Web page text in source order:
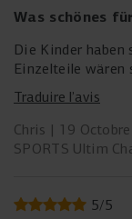
Was schönes
Die Kinder
Einzelteile wären
Traduire l’avis
Chris
19
SPORTS Ultim
5/5